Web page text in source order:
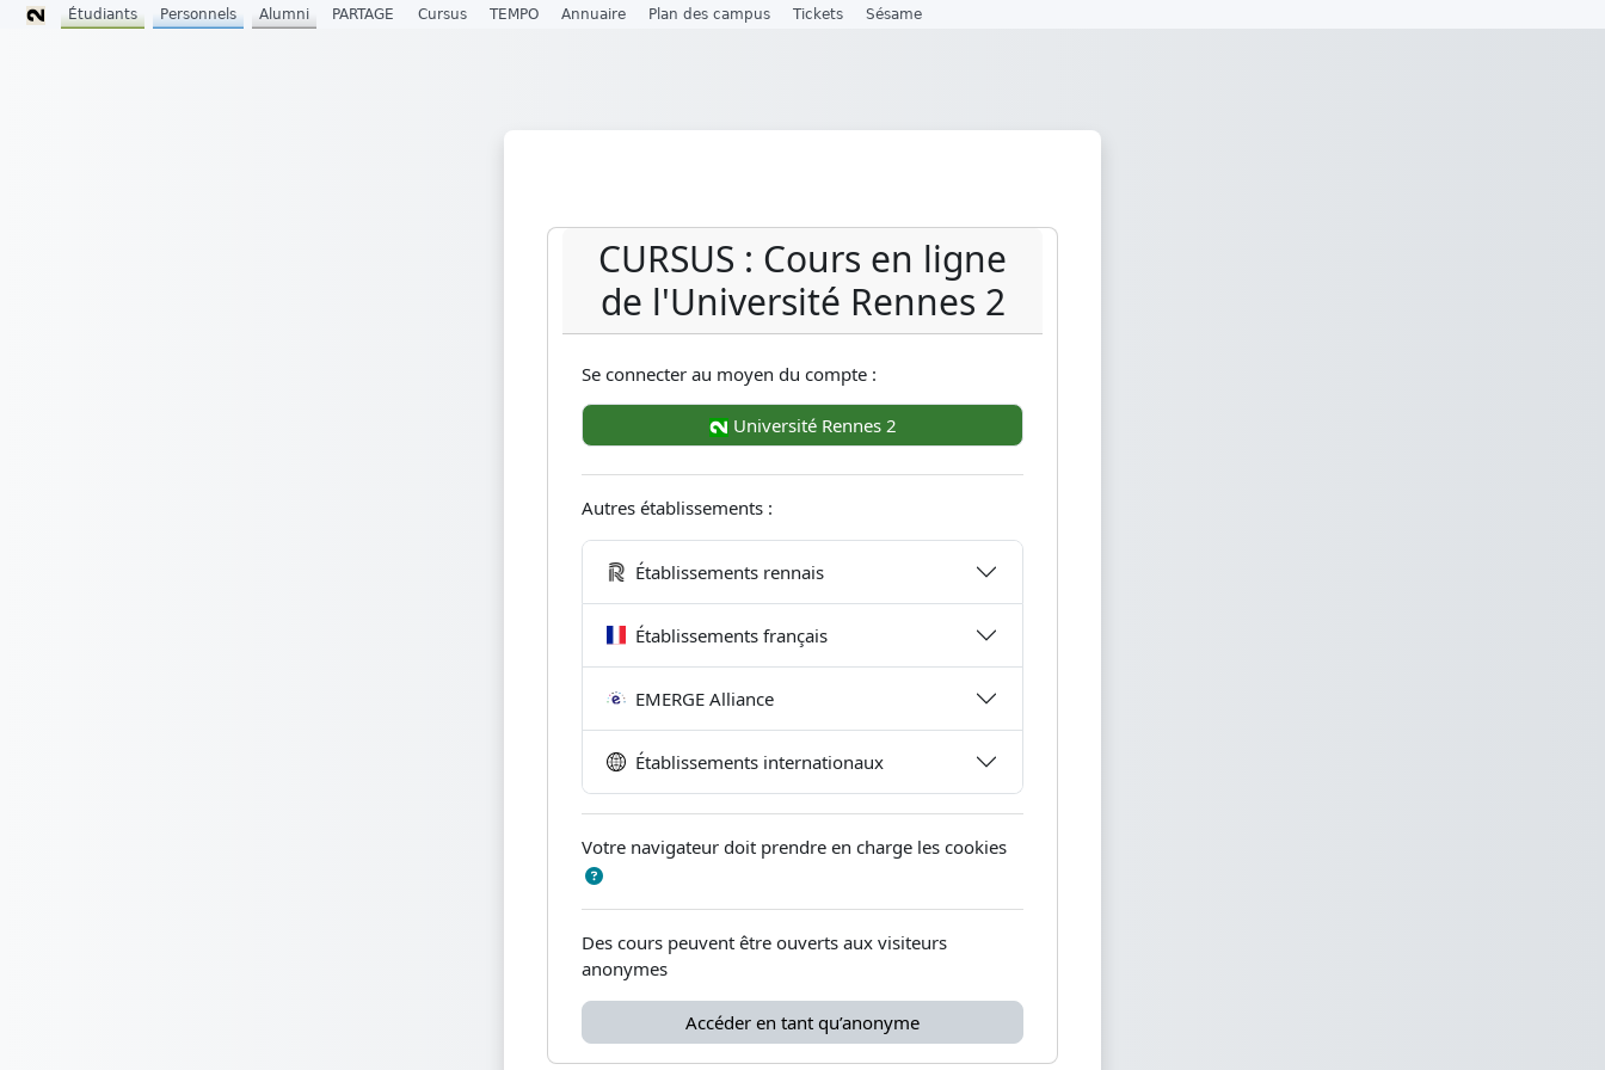
CURSUS : Cours en ligne
de l'Université Rennes 2
Se connecter au moyen du compte :
Université Rennes 2
Autres établissements :
Établissements rennais
Établissements français
EMERGE Alliance
Établissements internationaux
Votre navigateur doit prendre en charge les cookies
Des cours peuvent être ouverts aux visiteurs
anonymes
Accéder en tant qu’anonyme
Étudiants Personnels Alumni PARTAGE Cursus TEMPO Annuaire Plan des campus Tickets Sésame